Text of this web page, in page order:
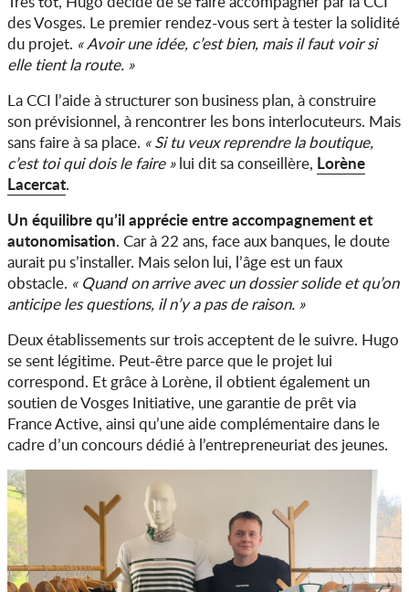
des Vosges. Le premier rendez-vous sert à tester la solidité
du projet. « Avoir une idée, c’est bien, mais il faut voir si
elle tient la route. »
La CCI l’aide à structurer son business plan, à construire
son prévisionnel, à rencontrer les bons interlocuteurs. Mais
sans faire à sa place. « Si tu veux reprendre la boutique,
c’est toi qui dois le faire »lui dit sa conseillère, Lorène
Lacercat.
Un équilibre qu’il apprécie entre accompagnement et
autonomisation. Car à 22 ans, face aux banques, le doute
aurait pu s’installer. Mais selon lui, l’âge est un faux
obstacle. « Quand on arrive avec un dossier solide et qu’on
anticipe les questions, il n’y a pas de raison. »
Deux établissements sur trois acceptent de le suivre. Hugo
se sent légitime. Peut-être parce que le projet lui
correspond. Et grâce à Lorène, il obtient également un
soutien de Vosges Initiative, une garantie de prêt via
France Active, ainsi qu’une aide complémentaire dans le
cadre d’un concours dédié à l’entrepreneuriat des jeunes.